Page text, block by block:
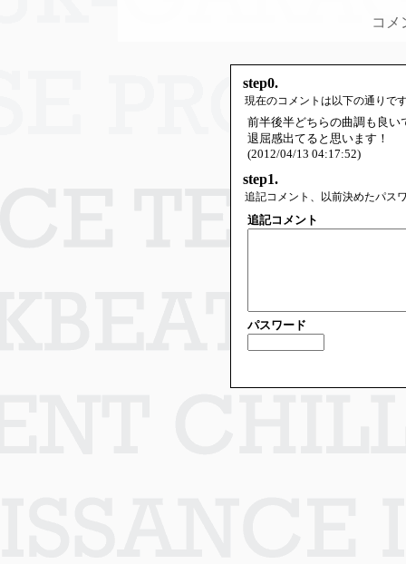
コメ
step0.
現在のコメントは以下の通りで
前半後半どちらの曲調も良
退屈感出てると思います！
(2012/04/13 04:17:52)
step1.
追記コメント、以前決めたパス
追記コメント
パスワード